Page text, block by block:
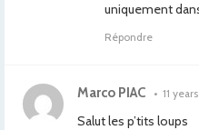
uniquement
Répondre
Marco PIAC • 11
Salut les p’tits loups